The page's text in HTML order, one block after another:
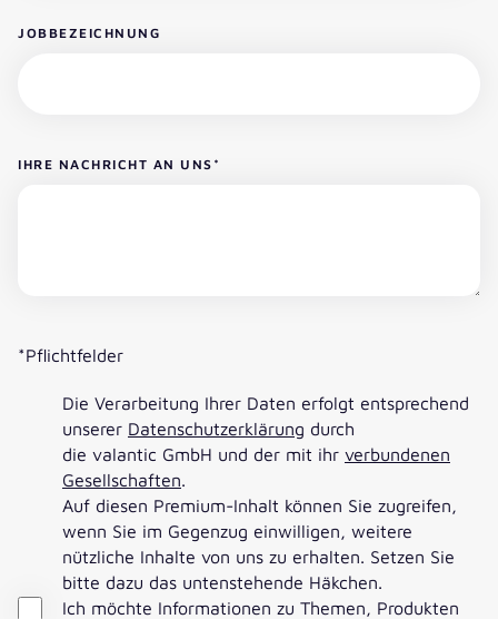
JOBBEZEICHNUNG
IHRE NACHRICHT AN UNS *
*Pflichtfelder
Die Verarbeitung Ihrer Daten erfolgt entsprechend
unserer Datenschutzerklärung durch
die valantic GmbH und der mit ihr verbundenen
Gesellschaften
Auf diesen Premium-Inhalt können Sie zugreifen,
wenn Sie im Gegenzug einwilligen, weitere
nützliche Inhalte von uns zu erhalten. Setzen Sie
bitte dazu das untenstehende Häkchen.
Ich möchte Informationen zu Themen, Produkten